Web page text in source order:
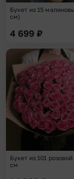
Букет из 15
см)
4 699 ₽
Букет из 101
см